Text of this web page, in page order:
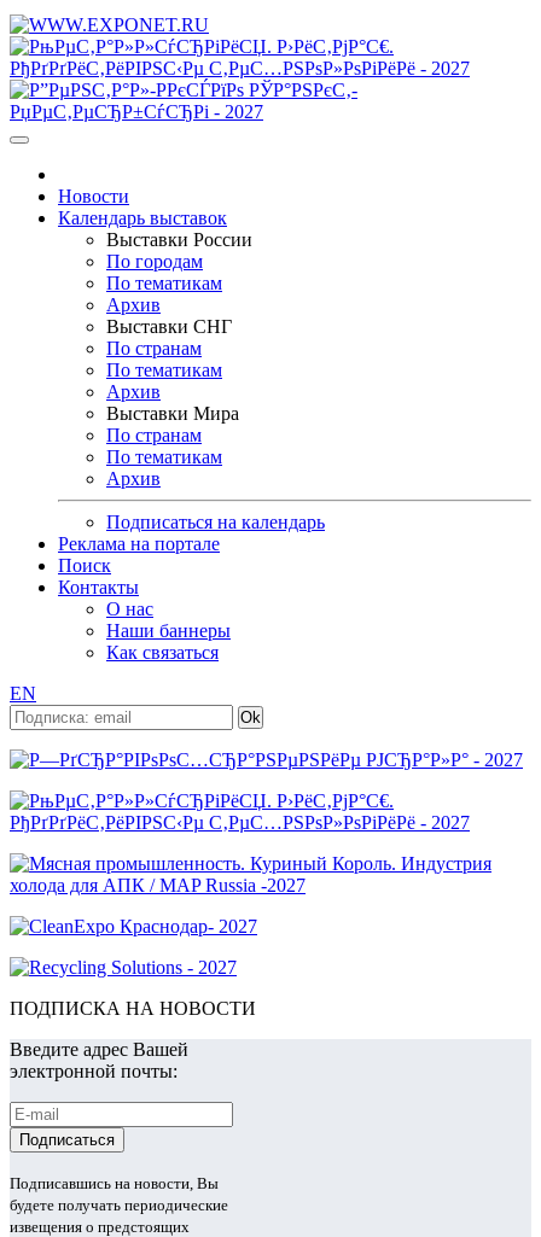
Новости
Календарь выставок
Выставки России
По городам
По тематикам
Архив
Выставки СНГ
По странам
По тематикам
Архив
Выставки Мира
По странам
По тематикам
Архив
Подписаться на календарь
Реклама на портале
Поиск
Контакты
О нас
Наши баннеры
Как связаться
EN
ПОДПИСКА НА НОВОСТИ
Введите адрес Вашей
электронной почты:
Подписавшись на новости, Вы
будете получать периодические
извещения о предстоящих